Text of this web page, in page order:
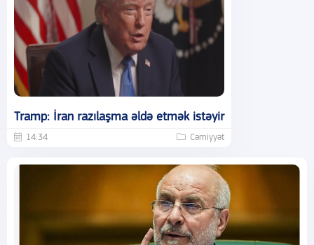
Tramp: İran razılaşma əldə etmək istəyir
14:34 Cəmiyyət